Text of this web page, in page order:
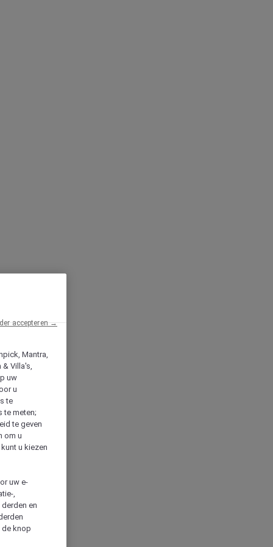
Mantra,
& Villa's,
uw
u
te
te meten;
te geven
om u
u kiezen
uw e-
,
en
de knop
accepteren →